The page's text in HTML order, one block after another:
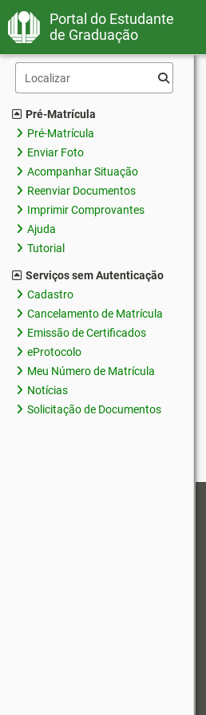
Portal do Estudante
de Graduação
Pré-Matrícula
Pré-Matrícula
Enviar Foto
Acompanhar Situação
Reenviar Documentos
Imprimir Comprovantes
Ajuda
Tutorial
Serviços sem Autenticação
Cadastro
Cancelamento de Matrícula
Emissão de Certificados
eProtocolo
Meu Número de Matrícula
Notícias
Solicitação de Documentos